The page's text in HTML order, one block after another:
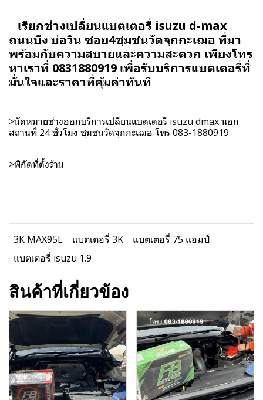
เรียกช่างเปลี่ยนแบตเตอรี่ isuzu d-max
ถนนบึง บ่อวิน ซอย4ชุมชนวัดจุกกะเฌอ ที่มา
พร้อมกับความสบายและความสะดวก เพียงโทร
หาเราที่ 0831880919 เพื่อรับบริการแบตเตอรี่ที่
มั่นใจและราคาที่คุ้มค่าทันที
>นัดหมายช่างออกบริการเปลี่ยนแบตเตอรี่ isuzu dmax นอก
สถานที่ 24 ชั่วโมง ชุมชนวัดจุกกะเฌอ โทร 083-1880919
>พิกัดที่ตั้งร้าน
3K MAX95L แบตเตอรี่ 3K
แบตเตอรี่ 75 แอมป์
แบตเตอรี่ isuzu 1.9
สินค้าที่เกี่ยวข้อง